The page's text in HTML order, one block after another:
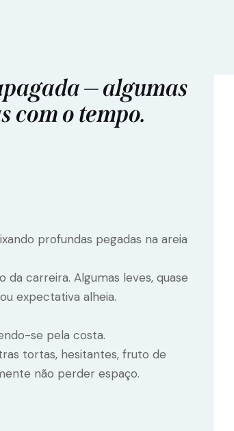
— algumas
com o tempo.
profundas pegadas na areia
carreira. Algumas leves, quase
expectativa alheia.
se pela costa.
tortas, hesitantes, fruto de
não perder espaço.